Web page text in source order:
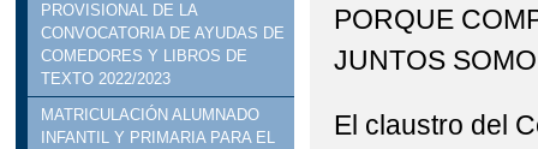
PROVISIONAL DE LA
CONVOCATORIA DE AYUDAS DE
COMEDORES Y LIBROS DE
TEXTO 2022/2023
MATRICULACIÓN ALUMNADO
INFANTIL Y PRIMARIA PARA EL
PORQUE
JUNTOS
El claustro del